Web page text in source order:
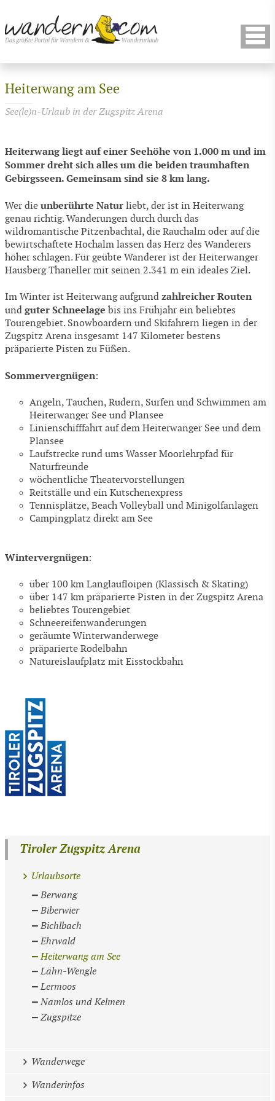
Heiterwang am See
See(le)n-Urlaub in der Zugspitz Arena
Heiterwang liegt auf einer Seehöhe von 1.000 m und im
Sommer dreht sich alles um die beiden traumhaften
Gebirgsseen. Gemeinsam sind sie 8 km lang.
Wer die unberührte Natur liebt, der ist in Heiterwang
genau richtig. Wanderungen durch durch das
wildromantische Pitzenbachtal, die Rauchalm oder auf die
bewirtschaftete Hochalm lassen das Herz des Wanderers
höher schlagen. Für geübte Wanderer ist der Heiterwanger
Hausberg Thaneller mit seinen 2.341 m ein ideales Ziel.
Im Winter ist Heiterwang aufgrund zahlreicher Routen
und guter Schneelage bis ins Frühjahr ein beliebtes
Tourengebiet. Snowboardern und Skifahrern liegen in der
Zugspitz Arena insgesamt 147 Kilometer bestens
präparierte Pisten zu Füßen.
Sommervergnügen:
Angeln, Tauchen, Rudern, Surfen und Schwimmen am
Heiterwanger See und Plansee
Linienschifffahrt auf dem Heiterwanger See und dem
Plansee
Laufstrecke rund ums Wasser Moorlehrpfad für
Naturfreunde
wöchentliche Theatervorstellungen
Reitställe und ein Kutschenexpress
Tennisplätze, Beach Volleyball und Minigolfanlagen
Campingplatz direkt am See
Wintervergnügen:
über 100 km Langlaufloipen (Klassisch & Skating)
über 147 km präparierte Pisten in der Zugspitz Arena
beliebtes Tourengebiet
Schneereifenwanderungen
geräumte Winterwanderwege
präparierte Rodelbahn
Natureislaufplatz mit Eisstockbahn
Tiroler Zugspitz Arena
Urlaubsorte
Berwang
Biberwier
Bichlbach
Ehrwald
Heiterwang am See
Lähn-Wengle
Lermoos
Namlos und Kelmen
Zugspitze
Wanderwege
Wanderinfos